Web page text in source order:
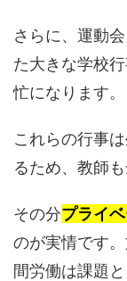
さらに、運動
た大きな学校
忙になります。
これらの行事
るため、教師
その分プライ
のが実情です
間労働は課題